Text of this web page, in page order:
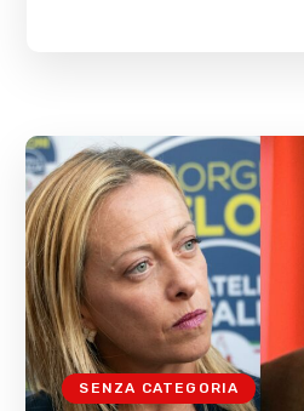
SENZA CATEGORIA